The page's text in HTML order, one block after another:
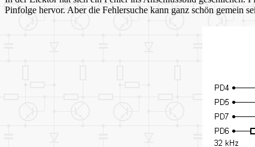
Pinfolge hervor. Aber die Fehlersuche kann ganz schön gemein